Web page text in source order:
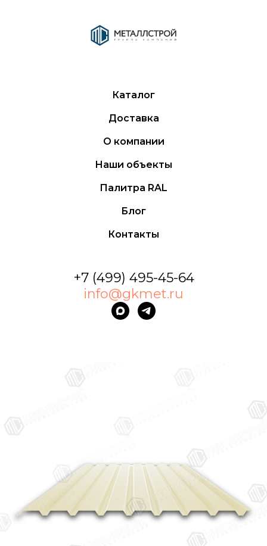
Каталог
Доставка
О компании
Наши объекты
Палитра RAL
Блог
Контакты
+7 (499) 495-45-64
info@gkmet.ru